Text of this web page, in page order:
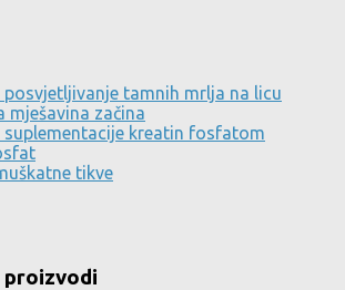
posvjetljivanje tamnih mrlja na licu
mješavina začina
kreatin fosfatom
tikve
proizvodi